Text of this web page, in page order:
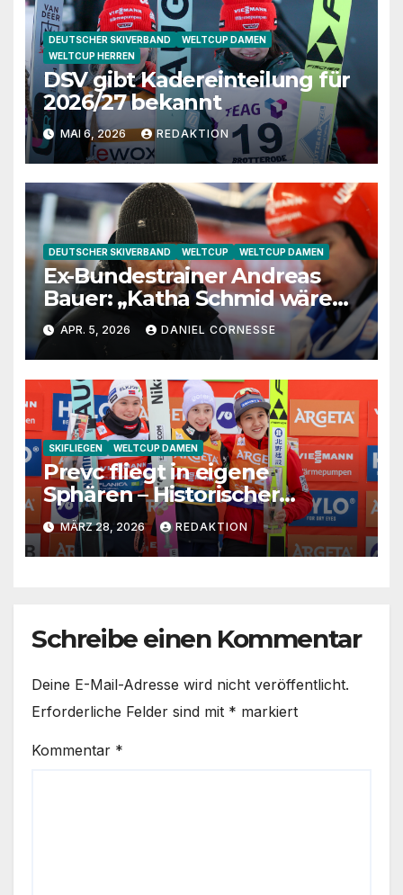
DEUTSCHER SKIVERBAND
WELTCUP DAMEN
WELTCUP HERREN
DSV gibt Kadereinteilung für
2026/27 bekannt
MAI 6, 2026 REDAKTION
DEUTSCHER SKIVERBAND WELTCUP WELTCUP DAMEN
Ex-Bundestrainer Andreas
Bauer: „Katha Schmid wäre
eine extrem gute
Jugendtrainerin“
APR. 5, 2026 DANIEL CORNESSE
SKIFLIEGEN WELTCUP DAMEN
Prevc fliegt in eigene
Sphären – Historischer
Premieren-Sieg in Planica
MÄRZ 28, 2026 REDAKTION
Schreibe einen Kommentar
Deine E-Mail-Adresse wird nicht veröffentlicht.
Erforderliche Felder sind mit * markiert
Kommentar *